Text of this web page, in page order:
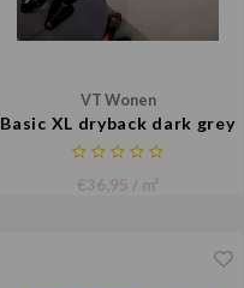
VT Wonen
Basic XL dryback dark grey
€36,95 / m²